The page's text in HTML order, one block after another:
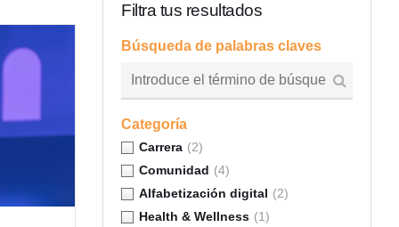
Filtra tus resultados
Búsqueda de palabras claves
Categoría
Carrera (2)
Comunidad (4)
Alfabetización digital
(2)
Health & Wellness (1)